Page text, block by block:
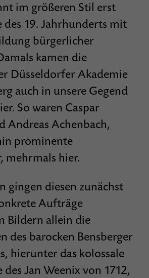
im größeren Stil erst
19. Jahrhunderts mit
bürgerlicher
kamen die
Düsseldorfer Akademie
auch in unsere Gegend
So waren Caspar
Andreas Achenbach,
prominente
mehrmals hier.
gingen diesen zunächst
Aufträge
Bildern allein die
des barocken Bensberger
hierunter das kolossale
des Jan Weenix von 1712,